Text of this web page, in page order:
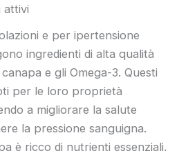
attivi
e per ipertensione
ingredienti di alta qualità
e gli Omega-3. Questi
per le loro proprietà
a migliorare la salute
la pressione sanguigna.
è ricco di nutrienti essenziali,